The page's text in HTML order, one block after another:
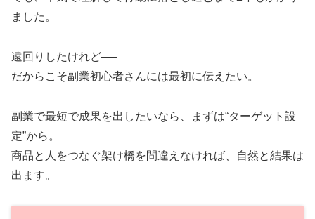
ました。
遠回りしたけれど──
だからこそ副業初心者さんには最初に伝えたい。
副業で最短で成果を出したいなら、まずは“ターゲット設
定”から。
商品と人をつなぐ架け橋を間違えなければ、自然と結果は
出ます。